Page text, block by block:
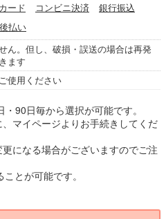
ード コンビニ決済
銀行振込
後払い
ん。但し、破損・誤送の場合は再発
ます
使用ください
90日毎から選択が可能です。
マイページよりお手続きしてくだ
になる場合がございますのでご注
とが可能です。